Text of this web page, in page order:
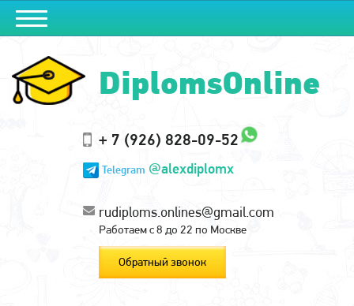
DiplomsOnline
+ 7 (926) 828-09-52
Telegram @alexdiplomx
rudiploms.onlines@gmail.com
Работаем с 8 до 22 по Москве
Обратный звонок